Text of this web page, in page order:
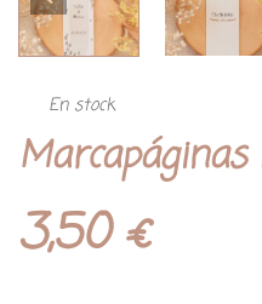
En stock
3,50€